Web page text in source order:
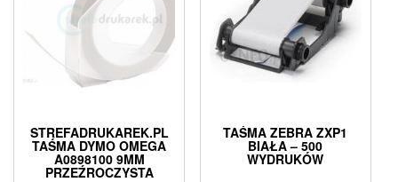
STREFADRUKAREK.PL
TAŚMA DYMO OMEGA
A0898100 9MM
PRZEŹROCZYSTA
TAŚMA ZEBRA ZXP1
BIAŁA – 500
WYDRUKÓW